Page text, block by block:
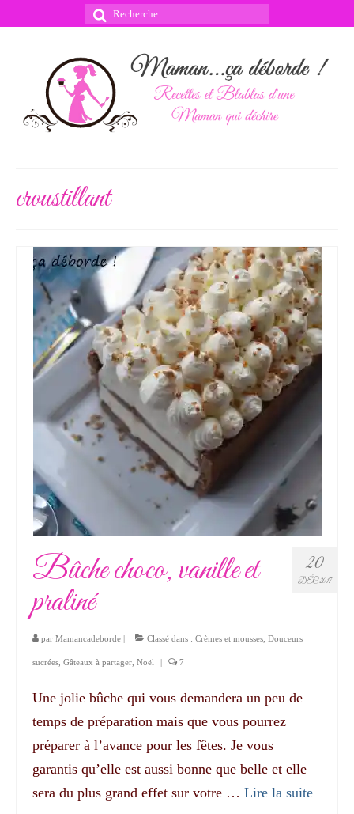
Rechercher
croustillant
20
DÉC 2017
Bûche choco, vanille et
praliné
par Mamancadeborde | Classé dans : Crèmes et mousses Douceurs
sucrées Gâteaux à partager Noël | 7
Une jolie bûche qui vous demandera un peu de
temps de préparation mais que vous pourrez
préparer à l’avance pour les fêtes. Je vous
garantis qu’elle est aussi bonne que belle et elle
sera du plus grand effet sur votre … Lire la suite­­